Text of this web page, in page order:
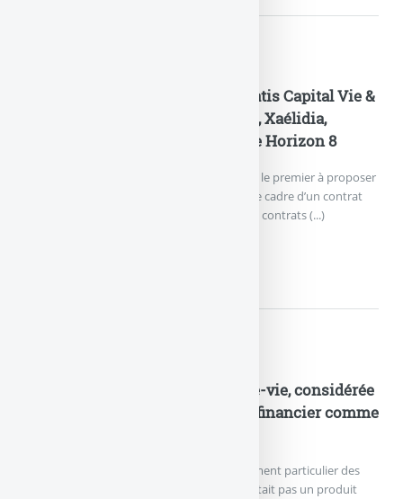
Generali Vie propose le FCPR Isatis Capital Vie &
Retraite sur les contrats Himalia, Xaélidia,
Octuor, Espace Invest 5 et Espace Horizon 8
Nouveauté pour Generali Vie. L’assureur est le premier à proposer
un FCPR perpétuel aux investisseurs, dans le cadre d’un contrat
d’assurance-vie. Les FCPR proposés dans les contrats (...)
Coup de tonnerre sur l’assurance-vie, considérée
par la justice comme un produit financier comme
Les assureurs tenaient jusqu’alors au traitement particulier des
contrats d’assurance-vie, arguant que ce n’était pas un produit